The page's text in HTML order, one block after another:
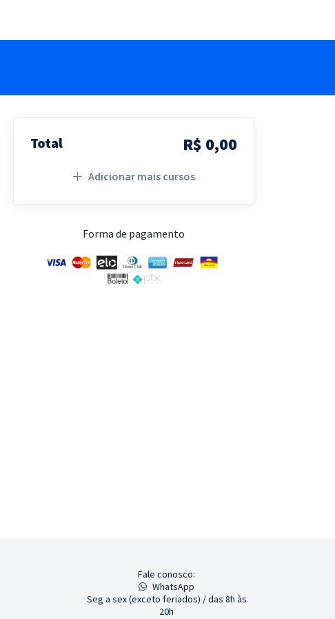
Total R$ 0,00
Adicionar mais cursos
Forma de pagamento
Fale conosco:
WhatsApp
Seg a sex (exceto feriados) / das 8h às
20h